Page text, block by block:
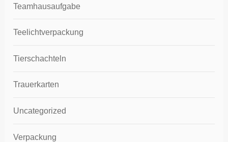
Teamhausaufgabe
Teelichtverpackung
Tierschachteln
Trauerkarten
Uncategorized
Verpackung